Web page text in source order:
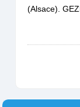
(Alsace).